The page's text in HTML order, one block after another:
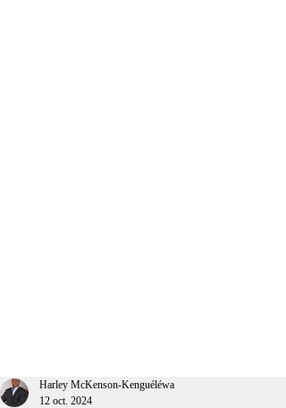
Harley McKenson-Kenguéléwa
12 oct. 2024